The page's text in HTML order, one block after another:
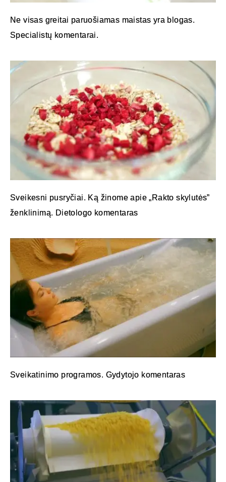
Ne visas greitai paruošiamas maistas yra blogas.
Specialistų komentarai.
Sveikesni pusryčiai. Ką žinome apie „Rakto skylutės”
ženklinimą. Dietologo komentaras
Sveikatinimo programos. Gydytojo komentaras